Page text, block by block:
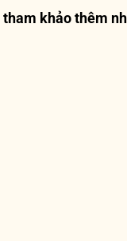
tham khảo thêm